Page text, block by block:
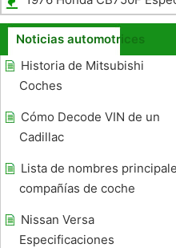
Noticias automotrices
Historia de Mitsubishi
Coches
Cómo Decode VIN de un
Cadillac
Lista de nombres
compañías de coche
Nissan Versa
Especificaciones